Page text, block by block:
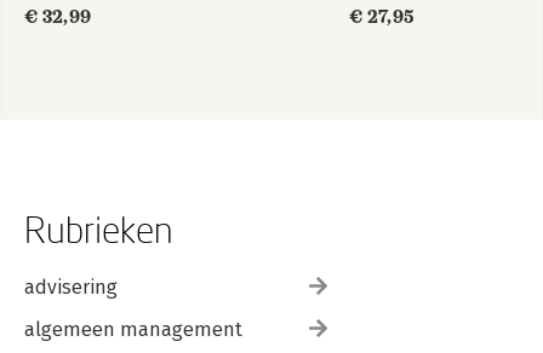
€ 32,99
€ 27,95
Rubrieken
advisering
algemeen management